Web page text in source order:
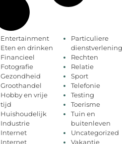
Entertainment
Eten en drinken
Financieel
Fotografie
Gezondheid
Groothandel
Hobby en vrije
tijd
Huishoudelijk
Industrie
Internet
Internet
Particuliere
dienstverlening
Rechten
Relatie
Sport
Telefonie
Testing
Toerisme
Tuin en
buitenleven
Uncategorized
Vakantie